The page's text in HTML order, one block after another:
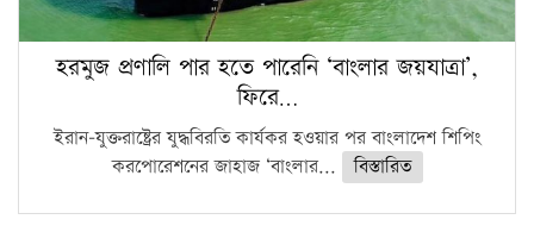
হরমুজ প্রণালি পার হতে পারেনি ‘বাংলার জয়যাত্রা’,
ফিরে…
ইরান-যুক্তরাষ্ট্রের যুদ্ধবিরতি কার্যকর হওয়ার পর বাংলাদেশ শিপিং
করপোরেশনের জাহাজ ‘বাংলার...
বিস্তারিত